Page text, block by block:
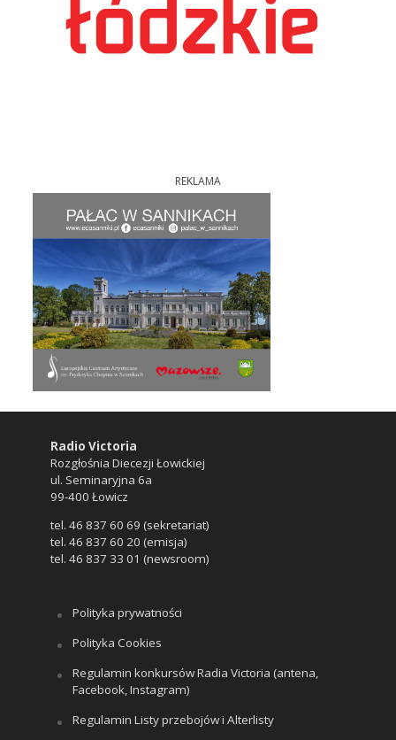
REKLAMA
Radio Victoria
Rozgłośnia Diecezji Łowickiej
ul. Seminaryjna 6a
99-400 Łowicz
tel. 46 837 60 69 (sekretariat)
tel. 46 837 60 20 (emisja)
tel. 46 837 33 01 (newsroom)
Polityka prywatności
Polityka Cookies
Regulamin konkursów Radia Victoria (antena,
Facebook, Instagram)
Regulamin Listy przebojów i Alterlisty